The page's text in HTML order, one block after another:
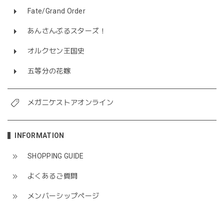
Fate/Grand Order
あんさんぶるスターズ！
オルクセン王国史
五等分の花嫁
メガニケストアオンライン
INFORMATION
SHOPPING GUIDE
よくあるご質問
メンバーシップページ